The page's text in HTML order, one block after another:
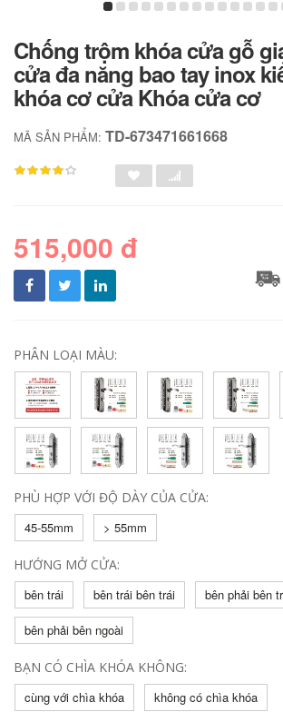
Chống trộm khóa cửa gỗ
cửa đa năng bao tay inox
khóa cơ cửa Khóa cửa cơ
MÃ SẢN PHẨM: TD-673471661668
515,000 đ
PHÂN LOẠI MÀU:
PHÙ HỢP VỚI ĐỘ DÀY CỦA CỬA:
45-55mm
> 55mm
HƯỚNG MỞ CỬA:
bên trái
bên trái bên trái bên phải bên
bên phải bên ngoài
BẠN CÓ CHÌA KHÓA KHÔNG:
cùng với chìa khóa
không có chìa khóa